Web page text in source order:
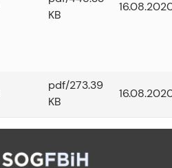
KB
pdf/273.39
KB